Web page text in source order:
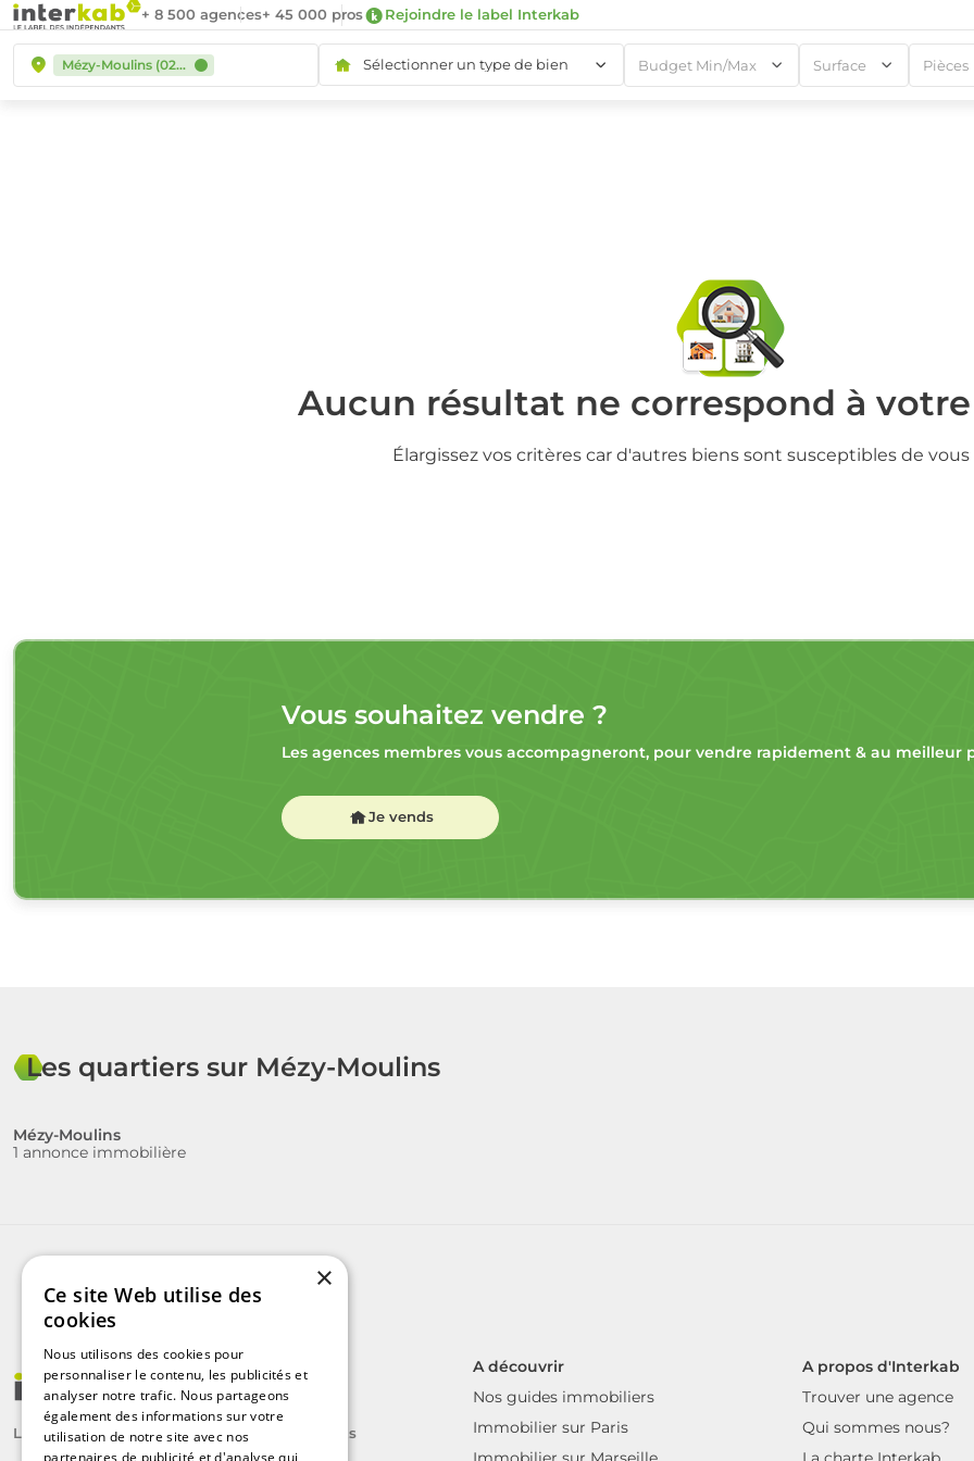
+ 8 500 agences+ 45 000 pros Rejoindre le label Interkab
Mézy-Moulins (02650) Sélectionner un type de bien Budget Min/Max Surface Pièces
Aucun résultat ne correspond à
Élargissez vos critères car d'autres biens sont susceptibles de
Vous souhaitez vendre ?
Les agences membres vous accompagneront, pour vendre rapidement & au meilleur
Je vends
Les quartiers sur Mézy-Moulins
Mézy-Moulins
1 annonce immobilière
Le label des agents immobiliers indépendants
A découvrir
Nos guides immobiliers
Immobilier sur Paris
A propos d'Interkab
Trouver une agence
Qui sommes nous?
×
Ce site Web utilise des
cookies
Nous utilisons des cookies pour
personnaliser le contenu, les publicités et
analyser notre trafic. Nous partageons
également des informations sur votre
utilisation de notre site avec nos
partenaires de publicité et d'analyse qui